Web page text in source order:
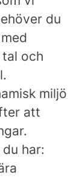
du
och
miljö
att
har: